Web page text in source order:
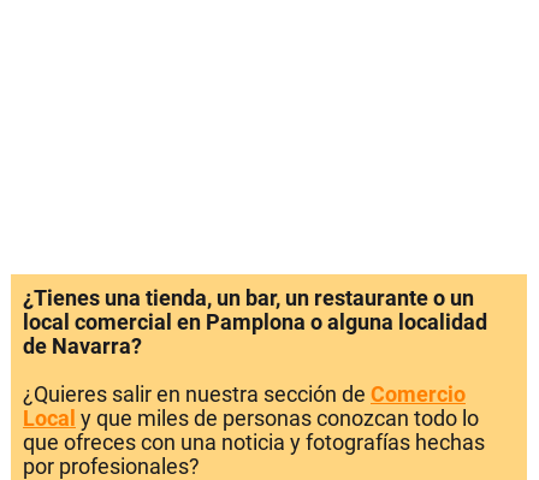
¿Tienes una tienda, un bar, un restaurante o un
local comercial en Pamplona o alguna localidad
de Navarra?
¿Quieres salir en nuestra sección de Comercio
Local y que miles de personas conozcan todo lo
que ofreces con una noticia y fotografías hechas
por profesionales?